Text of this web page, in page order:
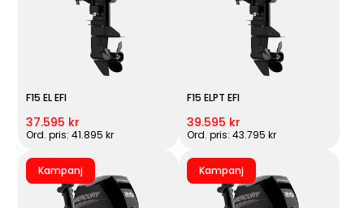
F15 EL EFI
37.595 kr
Ord. pris: 41.895 kr
F15 ELPT EFI
39.595 kr
Ord. pris: 43.795 kr
Kampanj Kampanj